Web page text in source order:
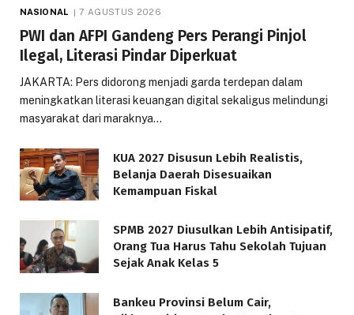
NASIONAL 7 AGUSTUS 2026
PWI dan AFPI Gandeng Pers Perangi Pinjol
Ilegal, Literasi Pindar Diperkuat
JAKARTA: Pers didorong menjadi garda terdepan dalam
meningkatkan literasi keuangan digital sekaligus melindungi
masyarakat dari maraknya…
KUA 2027 Disusun Lebih Realistis,
Belanja Daerah Disesuaikan
Kemampuan Fiskal
SPMB 2027 Diusulkan Lebih Antisipatif,
Orang Tua Harus Tahu Sekolah Tujuan
Sejak Anak Kelas 5
Bankeu Provinsi Belum Cair,